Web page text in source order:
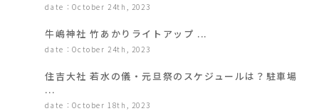
date：October 24th, 2023
牛嶋神社 竹あかりライトアップ ...
date：October 24th, 2023
住吉大社 若水の儀・元旦祭のスケジュールは？駐車場
...
date：October 18th, 2023